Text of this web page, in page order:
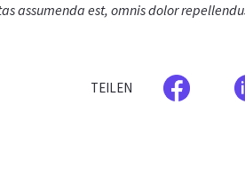
assumenda est, omnis dolor
TEILEN